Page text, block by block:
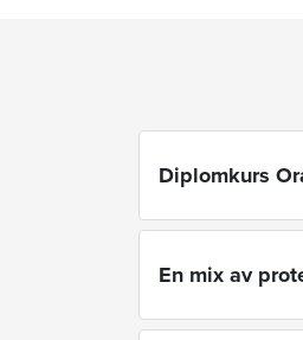
Diplomkurs
En mix av